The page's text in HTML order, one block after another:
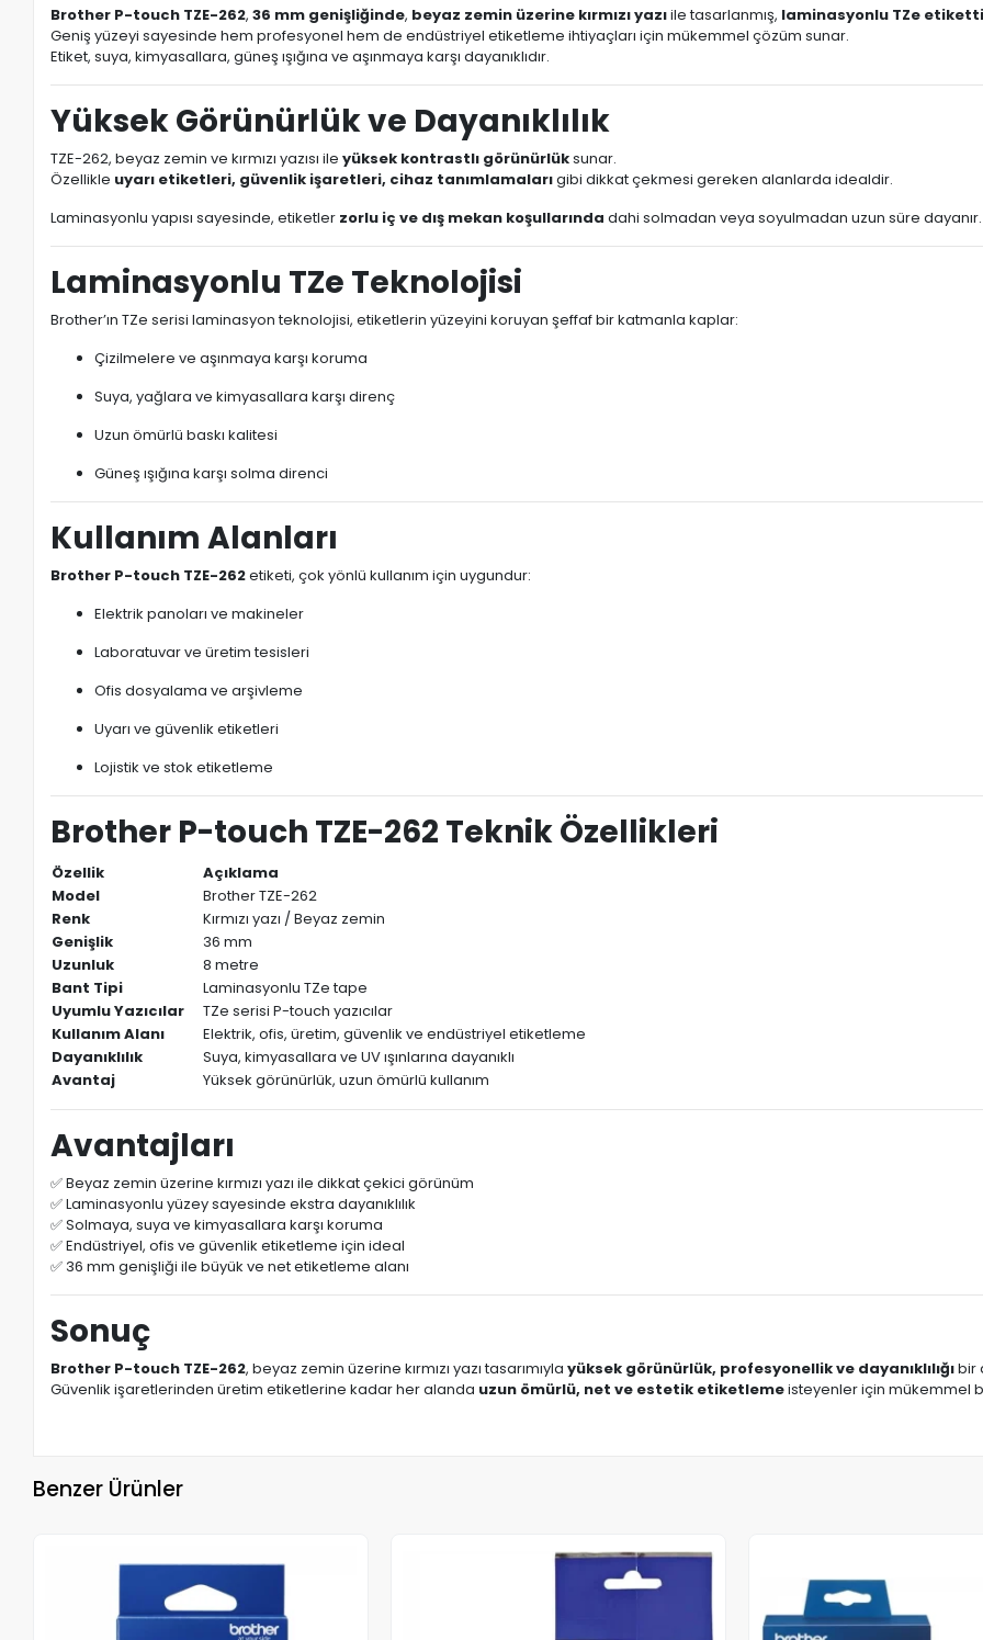
Brother P-touch TZE-262,36 mm genişliğinde, beyaz zemin üzerine kırmızı yazıile tasarlanmış, laminasyonlu TZe
Geniş yüzeyi sayesinde hem profesyonel hem de endüstriyel etiketleme ihtiyaçları için mükemmel çözüm sunar.
Etiket, suya, kimyasallara, güneş ışığına ve aşınmaya karşı dayanıklıdır.
Yüksek Görünürlük ve Dayanıklılık
TZE-262, beyaz zemin ve kırmızı yazısı ileyüksek kontrastlı görünürlüksunar.
Özellikle uyarı etiketleri, güvenlik işaretleri, cihaz tanımlamalarıgibi dikkat çekmesi gereken alanlarda idealdir.
Laminasyonlu yapısı sayesinde, etiketler zorlu iç ve dış mekan koşullarında dahi solmadan veya soyulmadan uzun süre dayanır.
Laminasyonlu TZe Teknolojisi
Brother’ın TZe serisi laminasyon teknolojisi, etiketlerin yüzeyini koruyan şeffaf bir katmanla kaplar:
Çizilmelere ve aşınmaya karşı koruma
Suya, yağlara ve kimyasallara karşı direnç
Uzun ömürlü baskı kalitesi
Güneş ışığına karşı solma direnci
Kullanım Alanları
Brother P-touch TZE-262etiketi, çok yönlü kullanım için uygundur:
Elektrik panoları ve makineler
Laboratuvar ve üretim tesisleri
Ofis dosyalama ve arşivleme
Uyarı ve güvenlik etiketleri
Lojistik ve stok etiketleme
Brother P-touch TZE-262 Teknik Özellikleri
Özellik
Açıklama
Model
Brother TZE-262
Renk
Kırmızı yazı / Beyaz zemin
Genişlik
36 mm
Uzunluk
8 metre
Bant Tipi
Laminasyonlu TZe tape
Uyumlu Yazıcılar
TZe serisi P-touch yazıcılar
Kullanım Alanı
Elektrik, ofis, üretim, güvenlik ve endüstriyel etiketleme
Dayanıklılık
Suya, kimyasallara ve UV ışınlarına dayanıklı
Avantaj
Yüksek görünürlük, uzun ömürlü kullanım
Avantajları
✅ Beyaz zemin üzerine kırmızı yazı ile dikkat çekici görünüm
✅ Laminasyonlu yüzey sayesinde ekstra dayanıklılık
✅ Solmaya, suya ve kimyasallara karşı koruma
✅ Endüstriyel, ofis ve güvenlik etiketleme için ideal
✅ 36 mm genişliği ile büyük ve net etiketleme alanı
Sonuç
Brother P-touch TZE-262, beyaz zemin üzerine kırmızı yazı tasarımıylayüksek görünürlük, profesyonellik ve dayanıklılığıbir
Güvenlik işaretlerinden üretim etiketlerine kadar her alanda uzun ömürlü, net ve estetik etiketlemeisteyenler için mükemmel
Benzer Ürünler